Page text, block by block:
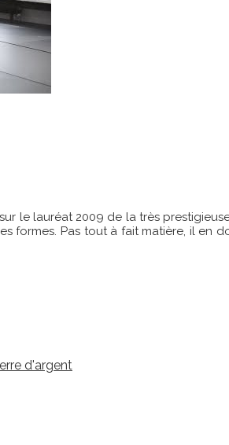
le lauréat 2009 de la très
formes. Pas tout à fait matière, il en
d'argent